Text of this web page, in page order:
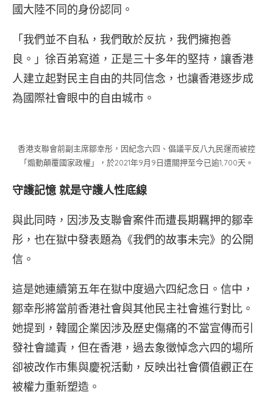
國大陸不同的身份認同。
「我們並不自私，我們敢於反抗，我們擁抱善
良。」徐百弟寫道，正是三十多年的堅持，讓香港
人建立起對民主自由的共同信念，也讓香港逐步成
為國際社會眼中的自由城市。
香港支聯會前副主席鄒幸彤，因紀念六四、倡議平反八九民運而被控
「煽動顛覆國家政權」，於2021年9月9日遭關押至今已逾1,700天。
守護記憶 就是守護人性底線
與此同時，因涉及支聯會案件而遭長期羈押的鄒幸
彤，也在獄中發表題為《我們的故事未完》的公開
信。
這是她連續第五年在獄中度過六四紀念日。信中，
鄒幸彤將當前香港社會與其他民主社會進行對比。
她提到，韓國企業因涉及歷史傷痛的不當宣傳而引
發社會譴責，但在香港，過去象徵悼念六四的場所
卻被改作市集與慶祝活動，反映出社會價值觀正在
被權力重新塑造。